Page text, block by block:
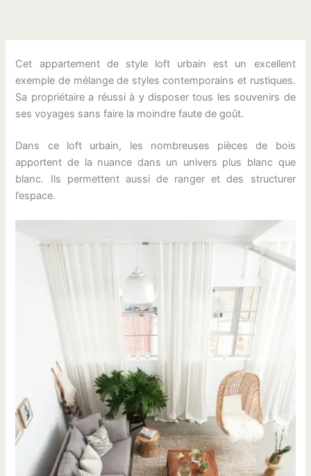
Cet appartement de style loft urbain est un excellent
exemple de mélange de styles contemporains et rustiques.
Sa propriétaire a réussi à y disposer tous les souvenirs de
ses voyages sans faire la moindre faute de goût.
Dans ce loft urbain, les nombreuses pièces de bois
apportent de la nuance dans un univers plus blanc que
blanc. Ils permettent aussi de ranger et des structurer
l’espace.